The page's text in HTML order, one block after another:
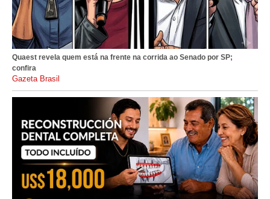
Quaest revela quem está na frente na corrida ao Senado por SP;
confira
gazetabrasil.com.br